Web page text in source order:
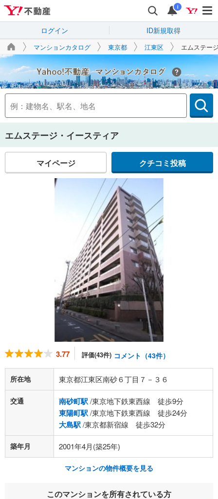
i
ログイン ID新規取得
マンションカタログ 東京都 江東区 エムステー
Yahoo!不動産
エムステージ・イースティア
マイページ クチコミ投稿
3.77 評価(43件) コメント（43件）
所在地 東京都江東区南砂６丁目７－３６
交通 南砂町駅/東京地下鉄東西線 徒歩9分
東陽町駅/東京地下鉄東西線 徒歩24分
大島駅/東京都新宿線 徒歩32分
築年月 2001年4月(築25年)
マンションの物件概要を見る
このマンションを所有されている方